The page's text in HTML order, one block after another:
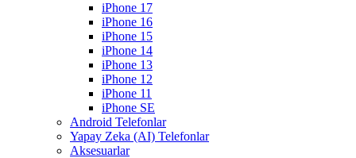
iPhone 17
iPhone 16
iPhone 15
iPhone 14
iPhone 13
iPhone 12
iPhone 11
iPhone SE
Android Telefonlar
Yapay Zeka (AI) Telefonlar
Aksesuarlar